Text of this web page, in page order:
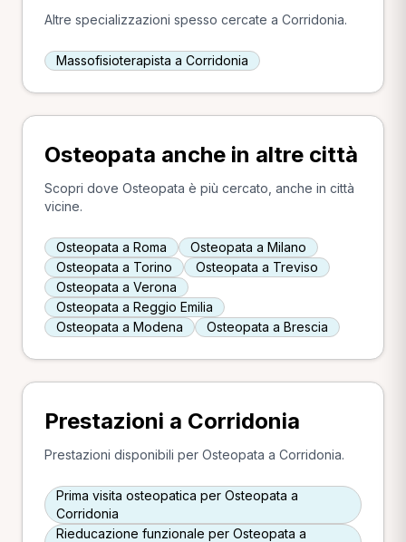
Altre specializzazioni spesso cercate a Corridonia.
Massofisioterapista a Corridonia
Osteopata anche in altre città
Scopri dove Osteopata è più cercato, anche in città
vicine.
Osteopata a Roma
Osteopata a Milano
Osteopata a Torino
Osteopata a Treviso
Osteopata a Verona
Osteopata a Reggio Emilia
Osteopata a Modena
Osteopata a Brescia
Prestazioni a Corridonia
Prestazioni disponibili per Osteopata a Corridonia.
Prima visita osteopatica per Osteopata a
Corridonia
Rieducazione funzionale per Osteopata a